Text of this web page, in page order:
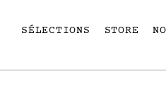
SÉLECTIONS STORE